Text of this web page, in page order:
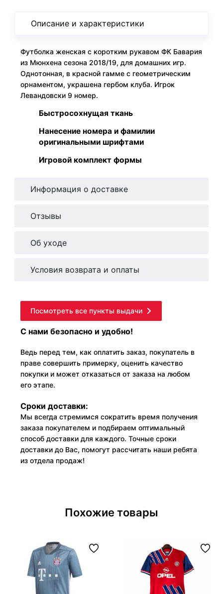
Описание и характеристики
Футболка женская с коротким рукавом ФК Бавария
из Мюнхена сезона 2018/19, для домашних игр.
Однотонная, в красной гамме с геометрическим
орнаментом, украшена гербом клуба. Игрок
Левандовски 9 номер.
Быстросохнущая ткань
Нанесение номера и фамилии
оригинальными шрифтами
Игровой комплект формы
Информация о доставке
Отзывы
Об уходе
Условия возврата и оплаты
Посмотреть все пункты выдачи
С нами безопасно и удобно!
Ведь перед тем, как оплатить заказ, покупатель в
праве совершить примерку, оценить качество
покупки и может отказаться от заказа на любом
его этапе.
Сроки доставки:
Мы всегда стремимся сократить время получения
заказа покупателем и подбираем оптимальный
способ доставки для каждого. Точные сроки
доставки до Вас, помогут рассчитать наши ребята
из отдела продаж!
Похожие товары